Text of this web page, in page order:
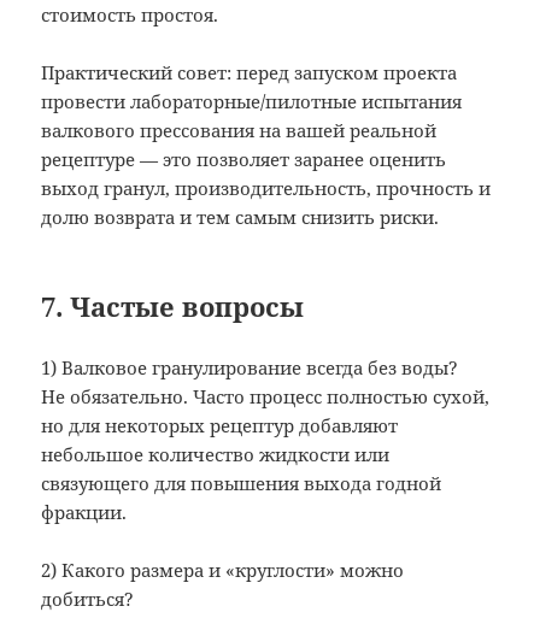
стоимость простоя.
Практический совет: перед запуском проекта
провести лабораторные/пилотные испытания
валкового прессования на вашей реальной
рецептуре — это позволяет заранее оценить
выход гранул, производительность, прочность и
долю возврата и тем самым снизить риски.
7. Частые вопросы
1) Валковое гранулирование всегда без воды?
Не обязательно. Часто процесс полностью сухой,
но для некоторых рецептур добавляют
небольшое количество жидкости или
связующего для повышения выхода годной
фракции.
2) Какого размера и «круглости» можно
добиться?